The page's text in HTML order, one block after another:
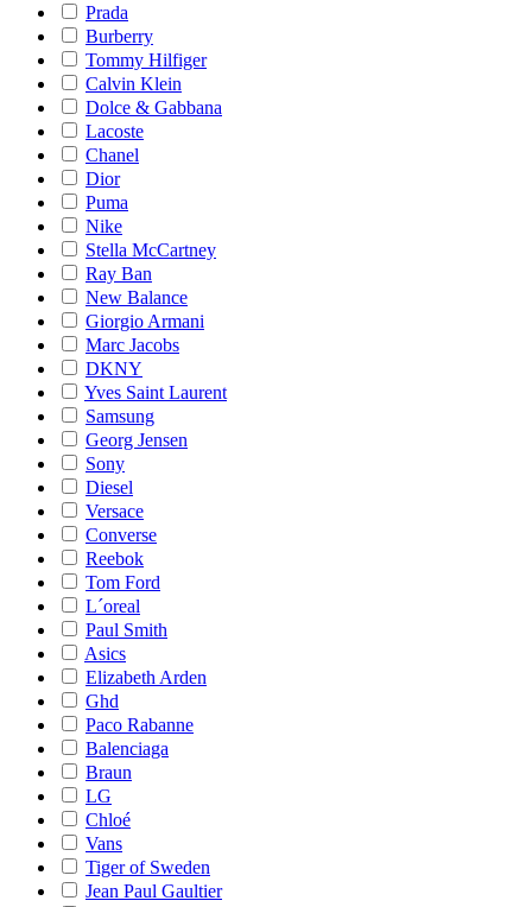
Prada
Burberry
Tommy Hilfiger
Calvin Klein
Dolce & Gabbana
Lacoste
Chanel
Dior
Puma
Nike
Stella McCartney
Ray Ban
New Balance
Giorgio Armani
Marc Jacobs
DKNY
Yves Saint Laurent
Samsung
Georg Jensen
Sony
Diesel
Versace
Converse
Reebok
Tom Ford
L´oreal
Paul Smith
Asics
Elizabeth Arden
Ghd
Paco Rabanne
Balenciaga
Braun
LG
Chloé
Vans
Tiger of Sweden
Jean Paul Gaultier